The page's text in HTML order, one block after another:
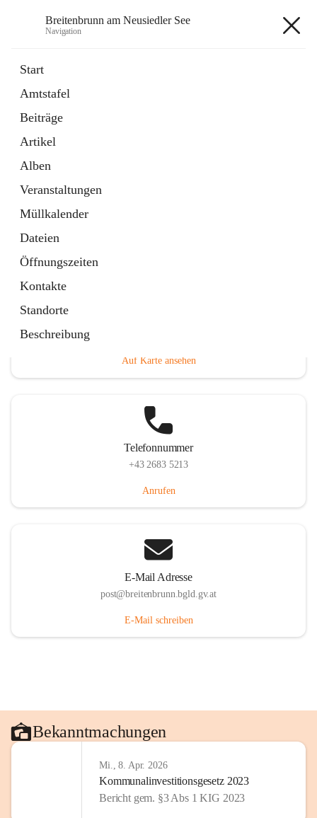
Breitenbrunn am Neusiedler See
Navigation
Start
Amtstafel
Beiträge
Artikel
Alben
Veranstaltungen
Müllkalender
Dateien
Öffnungszeiten
Kontakte
Standorte
Beschreibung
18 Schnellzugriffe
Gemeindeservice
Auf Karte ansehen
Telefonnummer
+43 2683 5213
Anrufen
E-Mail Adresse
post@breitenbrunn.bgld.gv.at
E-Mail schreiben
Bekanntmachungen
Mi., 8. Apr. 2026
Kommunalinvestitionsgesetz 2023
Bericht gem. §3 Abs 1 KIG 2023